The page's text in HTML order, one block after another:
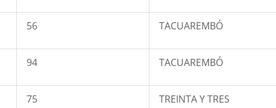
56 TACUAREMBÓ
94 TACUAREMBÓ
75 TREINTA Y TRES